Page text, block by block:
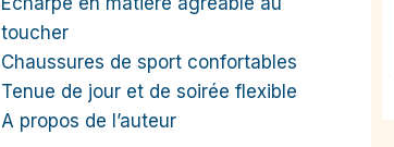
toucher
Chaussures de sport confortables
Tenue de jour et de soirée flexible
A propos de l’auteur